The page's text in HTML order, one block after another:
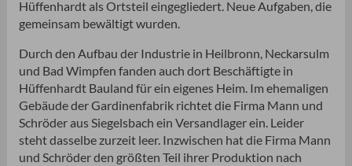
Hüffenhardt als Ortsteil eingegliedert. Neue Aufgaben, die
gemeinsam bewältigt wurden.
Durch den Aufbau der Industrie in Heilbronn, Neckarsulm
und Bad Wimpfen fanden auch dort Beschäftigte in
Hüffenhardt Bauland für ein eigenes Heim. Im ehemaligen
Gebäude der Gardinenfabrik richtet die Firma Mann und
Schröder aus Siegelsbach ein Versandlager ein. Leider
steht dasselbe zurzeit leer. Inzwischen hat die Firma Mann
und Schröder den größten Teil ihrer Produktion nach